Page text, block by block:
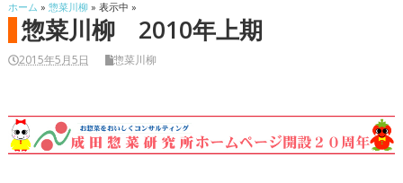
ホーム » 惣菜川柳» 表示中 »
惣菜川柳 2010年上期
2015年5月5日 惣菜川柳